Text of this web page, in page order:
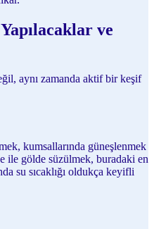
ve
aynı zamanda aktif bir keşif
kumsallarında güneşlenmek
ile gölde süzülmek, buradaki en
su sıcaklığı oldukça keyifli